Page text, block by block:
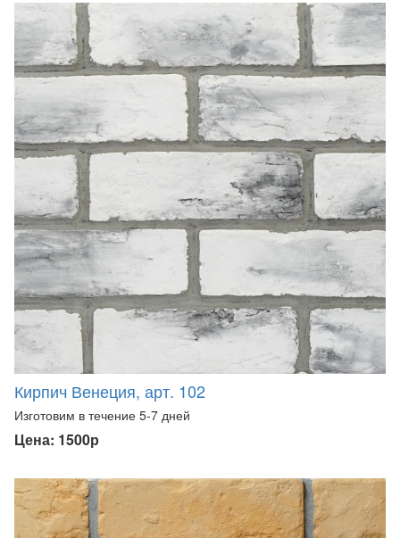
Кирпич Венеция, арт. 102
Изготовим в течение 5-7 дней
Цена: 1500р